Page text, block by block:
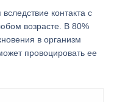
контакта с
возрасте. В 80%
в организм
провоцировать ее